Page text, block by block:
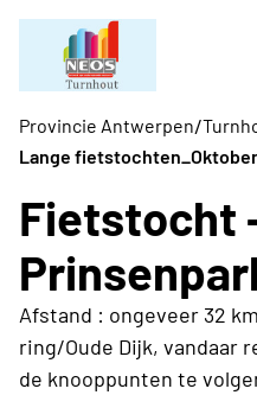
Provincie Antwerpen/
Lange fietstochten_Oktober
Fietstocht
Afstand : ongeveer 32
ring/Oude Dijk, vandaar
de knooppunten te